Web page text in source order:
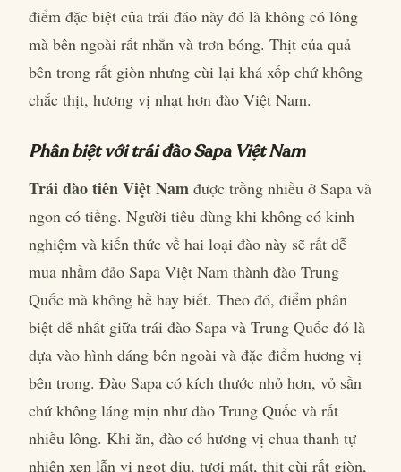
điểm đặc biệt của trái đáo này đó là không có lông
mà bên ngoài rất nhẵn và trơn bóng. Thịt của quả
bên trong rất giòn nhưng cùi lại khá xốp chứ không
chắc thịt, hương vị nhạt hơn đào Việt Nam.
Phân biệt với trái đào Sapa Việt Nam
Trái đào tiên Việt Nam được trồng nhiều ở Sapa và
ngon có tiếng. Người tiêu dùng khi không có kinh
nghiệm và kiến thức về hai loại đào này sẽ rất dễ
mua nhầm đảo Sapa Việt Nam thành đào Trung
Quốc mà không hề hay biết. Theo đó, điểm phân
biệt dễ nhất giữa trái đào Sapa và Trung Quốc đó là
dựa vào hình dáng bên ngoài và đặc điểm hương vị
bên trong. Đào Sapa có kích thước nhỏ hơn, vỏ sần
chứ không láng mịn như đào Trung Quốc và rất
nhiều lông. Khi ăn, đào có hương vị chua thanh tự
nhiên xen lẫn vị ngọt dịu, tươi mát, thịt cùi rất giòn,